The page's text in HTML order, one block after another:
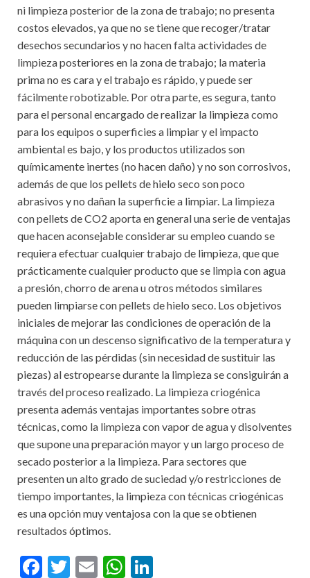
ni limpieza posterior de la zona de trabajo; no presenta
costos elevados, ya que no se tiene que recoger/tratar
desechos secundarios y no hacen falta actividades de
limpieza posteriores en la zona de trabajo; la materia
prima no es cara y el trabajo es rápido, y puede ser
fácilmente robotizable. Por otra parte, es segura, tanto
para el personal encargado de realizar la limpieza como
para los equipos o superficies a limpiar y el impacto
ambiental es bajo, y los productos utilizados son
químicamente inertes (no hacen daño) y no son corrosivos,
además de que los pellets de hielo seco son poco
abrasivos y no dañan la superficie a limpiar. La limpieza
con pellets de CO2 aporta en general una serie de ventajas
que hacen aconsejable considerar su empleo cuando se
requiera efectuar cualquier trabajo de limpieza, que que
prácticamente cualquier producto que se limpia con agua
a presión, chorro de arena u otros métodos similares
pueden limpiarse con pellets de hielo seco. Los objetivos
iniciales de mejorar las condiciones de operación de la
máquina con un descenso significativo de la temperatura y
reducción de las pérdidas (sin necesidad de sustituir las
piezas) al estropearse durante la limpieza se consiguirán a
través del proceso realizado. La limpieza criogénica
presenta además ventajas importantes sobre otras
técnicas, como la limpieza con vapor de agua y disolventes
que supone una preparación mayor y un largo proceso de
secado posterior a la limpieza. Para sectores que
presenten un alto grado de suciedad y/o restricciones de
tiempo importantes, la limpieza con técnicas criogénicas
es una opción muy ventajosa con la que se obtienen
resultados óptimos.
F
T
E
W